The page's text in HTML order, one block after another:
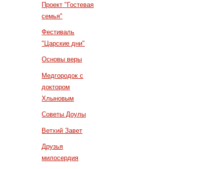
Проект "Гостевая
семья"
Фестиваль
"Царские дни"
Основы веры
Медгородок с
доктором
Хлыновым
Советы Доулы
Ветхий Завет
Друзья
милосердия